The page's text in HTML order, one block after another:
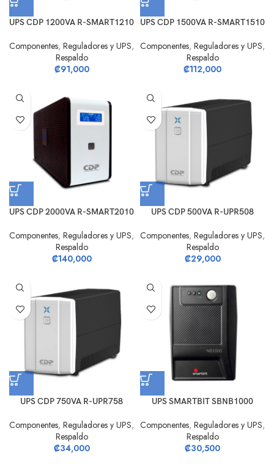
UPS CDP 1200VA R-SMART1210
Componentes, Reguladores y UPS,
Respaldo
₡91,000
UPS CDP 1500VA R-SMART1510
Componentes, Reguladores y UPS,
Respaldo
₡112,000
UPS CDP 2000VA R-SMART2010
Componentes, Reguladores y UPS,
Respaldo
₡140,000
UPS CDP 500VA R-UPR508
Componentes, Reguladores y UPS,
Respaldo
₡29,000
UPS CDP 750VA R-UPR758
Componentes, Reguladores y UPS,
Respaldo
₡34,000
UPS SMARTBIT SBNB1000
Componentes, Reguladores y UPS,
Respaldo
₡30,500